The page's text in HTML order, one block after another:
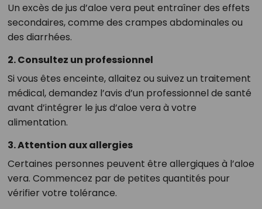
Un excès de jus d’aloe vera peut entraîner des effets
secondaires, comme des crampes abdominales ou
des diarrhées.
2. Consultez un professionnel
Si vous êtes enceinte, allaitez ou suivez un traitement
médical, demandez l’avis d’un professionnel de santé
avant d’intégrer le jus d’aloe vera à votre
alimentation.
3. Attention aux allergies
Certaines personnes peuvent être allergiques à l’aloe
vera. Commencez par de petites quantités pour
vérifier votre tolérance.